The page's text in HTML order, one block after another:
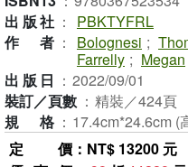
出版社 ：
PBKTYFRL
作者 ： Bolognesi ;
Farrelly ; Megan
出版日 ： 2022/09/01
裝訂／頁數 ： 精裝／424頁
規格 ： 17.4cm*24.6cm (
定價 ：NT$ 13200 元